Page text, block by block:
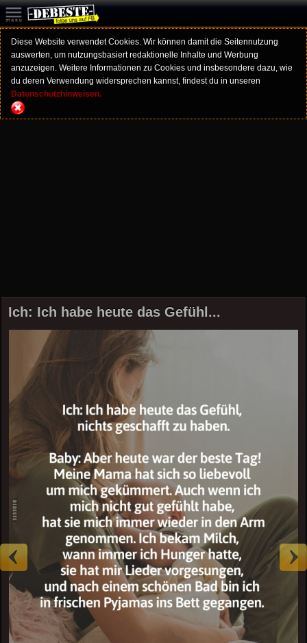
Diese Website verwendet Cookies. Wir können damit die Seitennutzung
auswerten, um nutzungsbasiert redaktionelle Inhalte und Werbung
anzuzeigen. Weitere Informationen zu Cookies und insbesondere dazu, wie
du deren Verwendung widersprechen kannst, findest du in unseren
Datenschutzhinweisen.
Ich: Ich habe heute das Gefühl...